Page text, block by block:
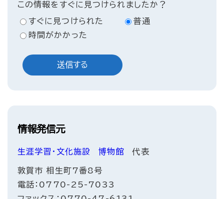
この情報をすぐに見つけられましたか？
すぐに見つけられた
普通
時間がかかった
情報発信元
生涯学習・文化施設 博物館 代表
敦賀市 相生町7番8号
電話：0770-25-7033